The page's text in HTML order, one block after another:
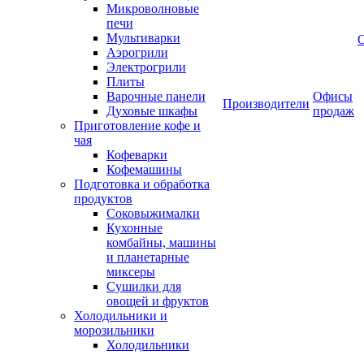
Микроволновые
печи
Мультиварки
Аэрогрили
Электрогрили
Плиты
Варочные панели
Духовые шкафы
Приготовление кофе и
чая
Кофеварки
Кофемашины
Подготовка и обработка
продуктов
Соковыжималки
Кухонные
комбайны, машины
и планетарные
миксеры
Сушилки для
овощей и фруктов
Холодильники и
морозильники
Холодильники
Производители
Офисы
продаж